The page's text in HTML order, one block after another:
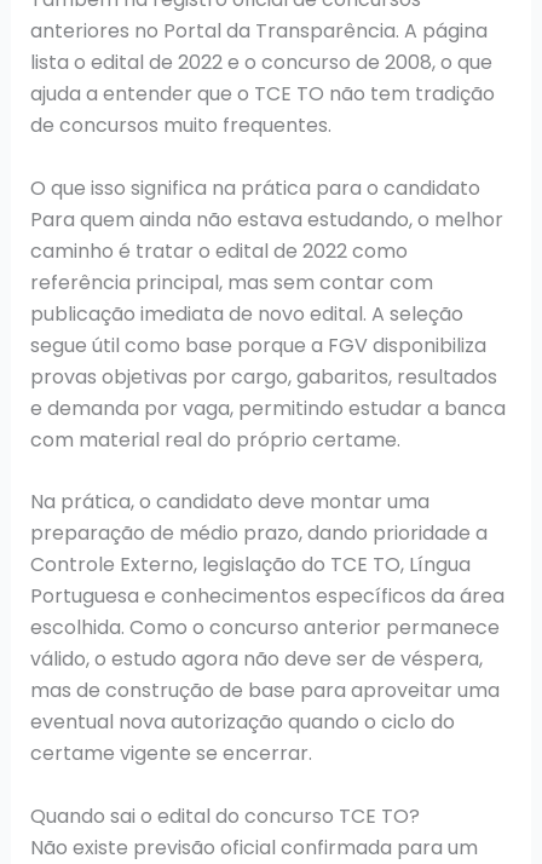
anteriores no Portal da Transparência. A página
lista o edital de 2022 e o concurso de 2008, o que
ajuda a entender que o TCE TO não tem tradição
de concursos muito frequentes.
O que isso significa na prática para o candidato
Para quem ainda não estava estudando, o melhor
caminho é tratar o edital de 2022 como
referência principal, mas sem contar com
publicação imediata de novo edital. A seleção
segue útil como base porque a FGV disponibiliza
provas objetivas por cargo, gabaritos, resultados
e demanda por vaga, permitindo estudar a banca
com material real do próprio certame.
Na prática, o candidato deve montar uma
preparação de médio prazo, dando prioridade a
Controle Externo, legislação do TCE TO, Língua
Portuguesa e conhecimentos específicos da área
escolhida. Como o concurso anterior permanece
válido, o estudo agora não deve ser de véspera,
mas de construção de base para aproveitar uma
eventual nova autorização quando o ciclo do
certame vigente se encerrar.
Quando sai o edital do concurso TCE TO?
Não existe previsão oficial confirmada para um